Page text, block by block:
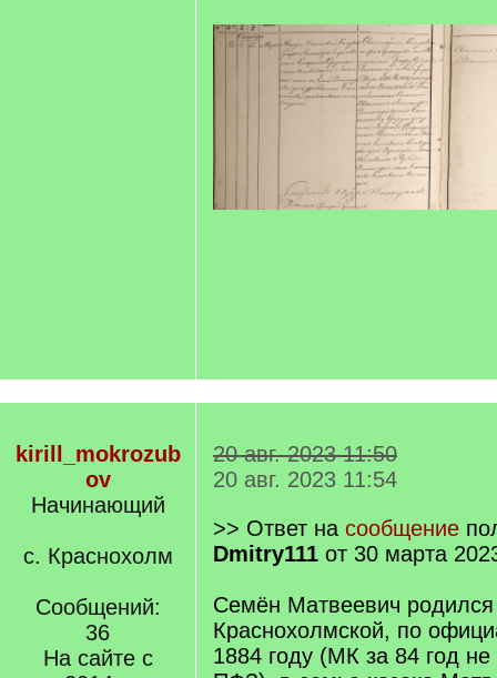
kirill_mokrozub
ov
Начинающий
с. Краснохолм
Сообщений:
36
На сайте с
20 авг. 2023 11:50
20 авг. 2023 11:54
>> Ответ на сообщение
Dmitry111 от 30 марта
Семён Матвеевич родился
Краснохолмской, по
1884 году (МК за 84 год не